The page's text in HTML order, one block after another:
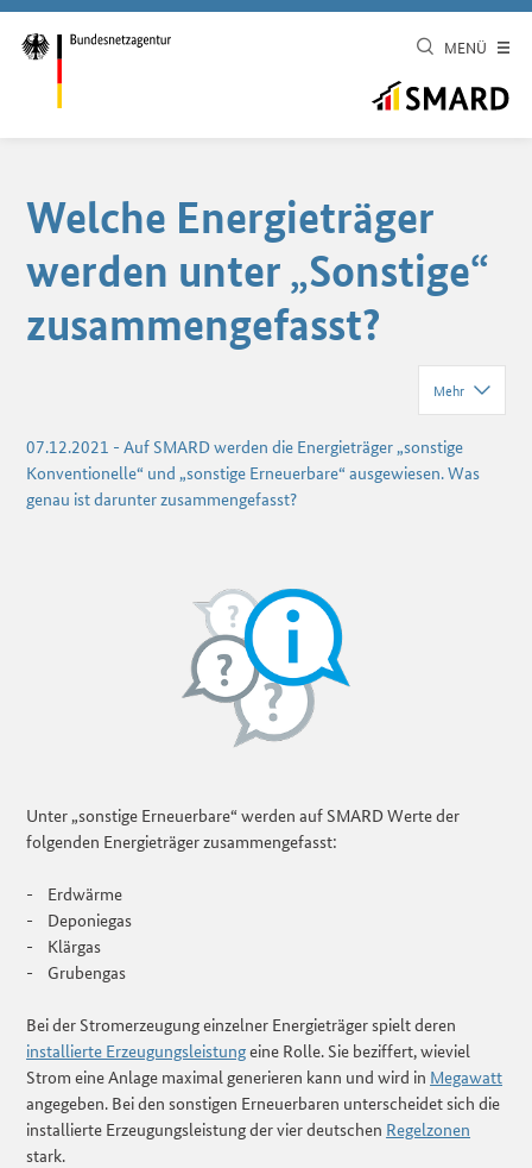
MENÜ
Welche Energieträger
werden unter „Sonstige“
zusammengefasst?
Mehr
07.12.2021 -Auf SMARD werden die Energieträger „sonstige
Konventionelle“ und „sonstige Erneuerbare“ ausgewiesen. Was
genau ist darunter zusammengefasst?
Unter „sonstige Erneuerbare“ werden auf SMARD Werte der
folgenden Energieträger zusammengefasst:
- Erdwärme
- Deponiegas
- Klärgas
- Grubengas
Bei der Stromerzeugung einzelner Energieträger spielt deren
installierte Erzeugungsleistungeine Rolle. Sie beziffert, wieviel
Strom eine Anlage maximal generieren kann und wird in Megawatt
angegeben. Bei den sonstigen Erneuerbaren unterscheidet sich die
installierte Erzeugungsleistung der vier deutschen Regelzonen
stark.